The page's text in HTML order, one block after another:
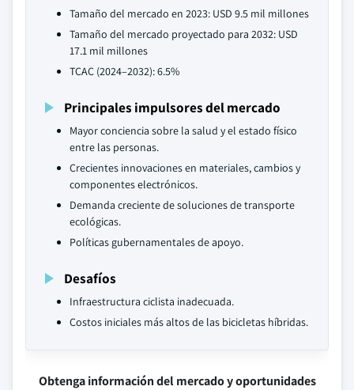
Tamaño del mercado en 2023: USD 9.5 mil millones
Tamaño del mercado proyectado para 2032: USD
17.1 mil millones
TCAC (2024–2032): 6.5%
Principales impulsores del mercado
Mayor conciencia sobre la salud y el estado físico
entre las personas.
Crecientes innovaciones en materiales, cambios y
componentes electrónicos.
Demanda creciente de soluciones de transporte
ecológicas.
Políticas gubernamentales de apoyo.
Desafíos
Infraestructura ciclista inadecuada.
Costos iniciales más altos de las bicicletas híbridas.
Obtenga información del mercado y oportunidades